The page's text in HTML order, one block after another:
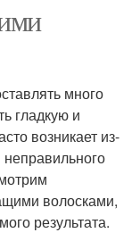
много
гладкую и
возникает из-
неправильного
волосками,
результата.